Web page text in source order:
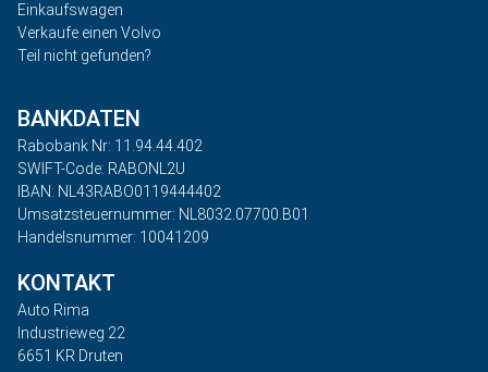
Einkaufswagen
Verkaufe einen Volvo
Teil nicht gefunden?
BANKDATEN
Rabobank Nr: 11.94.44.402
SWIFT-Code: RABONL2U
IBAN: NL43RABO0119444402
Umsatzsteuernummer: NL8032.07700.B01
Handelsnummer: 10041209
KONTAKT
Auto Rima
Industrieweg 22
6651 KR Druten